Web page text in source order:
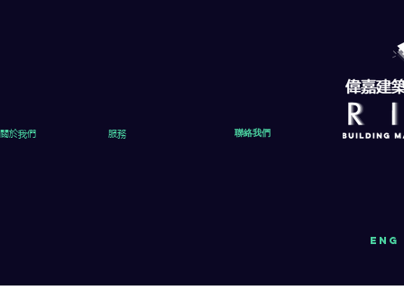
關於我們 服務 聯絡我們
eng